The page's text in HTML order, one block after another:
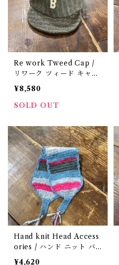
Re work Tweed Cap /
リワーク ツィード キャッ
プ 古着
¥8,580
SOLD OUT
Hand knit Head Access
ories / ハンド ニット バ
ブーシュカ
¥4,620